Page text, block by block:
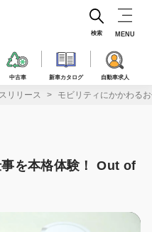
中古車 新車カタログ 自動車求人
検索 MENU
リリース モビリティにかかわる
を本格体験！ Out of